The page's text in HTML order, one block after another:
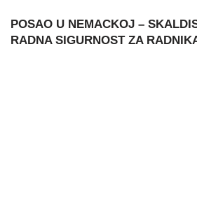
POSAO U NEMACKOJ –
RADNA SIGURNOST ZA